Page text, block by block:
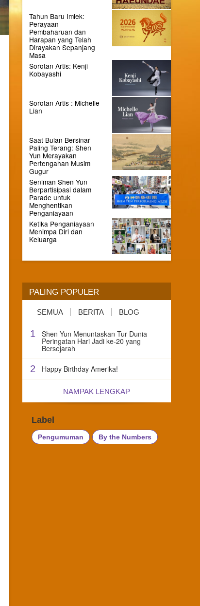
Tahun Baru Imlek:
Perayaan
Pembaharuan dan
Harapan yang Telah
Dirayakan Sepanjang
Masa
Sorotan Artis: Kenji
Kobayashi
Sorotan Artis : Michelle
Lian
Saat Bulan Bersinar
Paling Terang: Shen
Yun Merayakan
Pertengahan Musim
Gugur
Seniman Shen Yun
Berpartisipasi dalam
Parade untuk
Menghentikan
Penganiayaan
Ketika Penganiayaan
Menimpa Diri dan
Keluarga
PALING POPULER
SEMUA BERITA BLOG
1 Shen Yun Menuntaskan Tur Dunia
Peringatan Hari Jadi ke-20 yang
Bersejarah
2 Happy Birthday Amerika!
NAMPAK LENGKAP
Label
Pengumuman By the Numbers